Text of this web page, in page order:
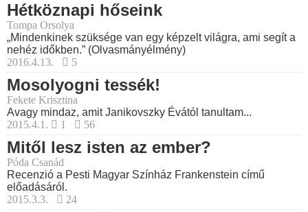
Hétköznapi hőseink
Tompa Orsolya
„Mindenkinek szüksége van egy képzelt világra, ami segít a
nehéz időkben.” (Olvasmányélmény)
2016.4.13.
5
Mosolyogni tessék!
Fekete Krisztina
Avagy mindaz, amit Janikovszky Évától tanultam...
2015.4.1.
1 56
Mitől lesz isten az ember?
Póda Csanád
Recenzió a Pesti Magyar Színház Frankenstein című
előadásáról.
2015.3.3.
24